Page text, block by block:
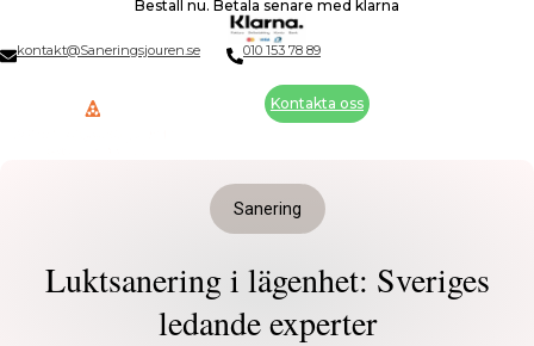
content
Beställ nu. Betala senare med klarna
kontakt@Saneringsjouren.se 010 153 78 89
Kontakta oss
Sanering
Luktsanering i lägenhet: Sveriges
ledande experter